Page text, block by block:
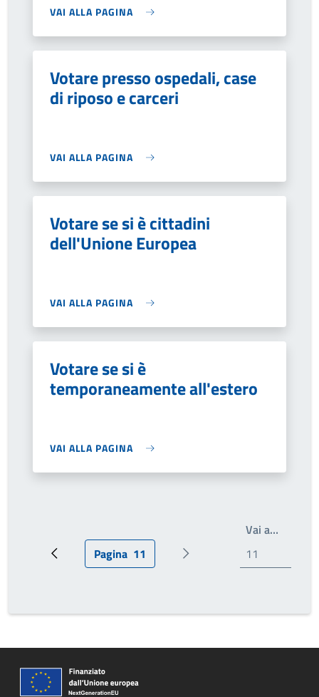
VAI ALLA PAGINA
Votare presso ospedali, case
di riposo e carceri
VAI ALLA PAGINA
Votare se si è cittadini
dell'Unione Europea
VAI ALLA PAGINA
Votare se si è
temporaneamente all'estero
VAI ALLA PAGINA
Pagina precedentePagina attuale
Pagina 11 Prossima pagina
Vai a…Write